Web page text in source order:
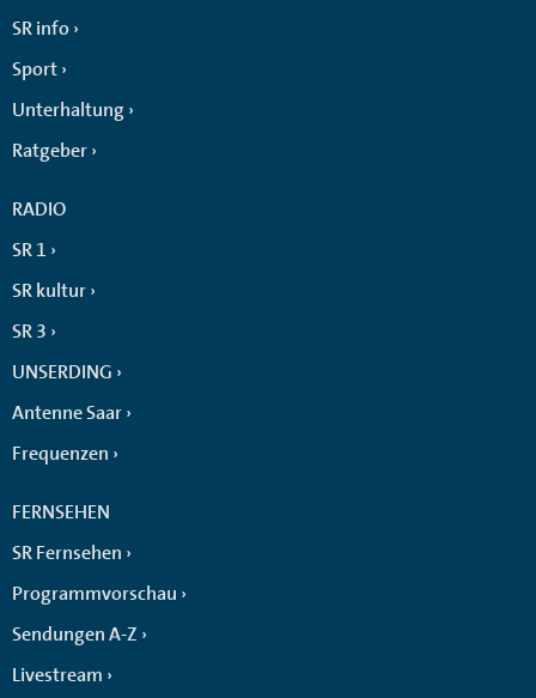
SR info
Sport
Unterhaltung
Ratgeber
RADIO
SR 1
SR kultur
SR 3
UNSERDING
Antenne Saar
Frequenzen
FERNSEHEN
SR Fernsehen
Programmvorschau
Sendungen A-Z
Livestream